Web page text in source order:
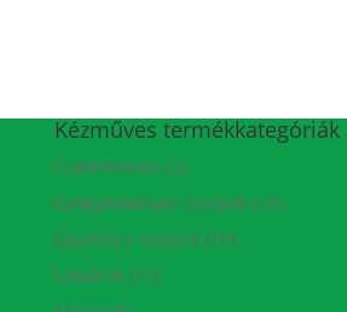
Kézműves termékkategóriák
Cukormentes (2)
Gyógynövényes szörpök (12)
Gyümölcs szörpök (10)
Lekvárok (11)